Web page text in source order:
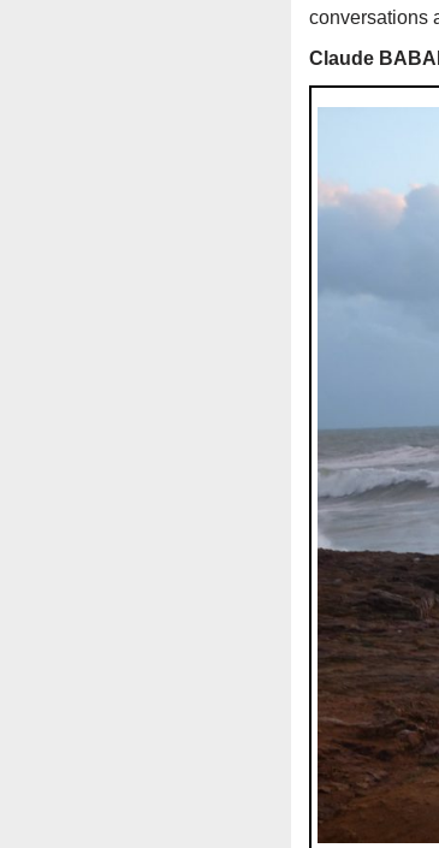
conversations
Claude